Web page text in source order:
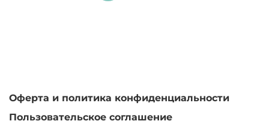
Оферта и политика конфиденциальности
Пользовательское соглашение